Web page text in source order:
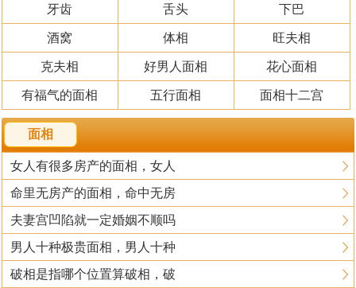
牙齿 舌头 下巴
酒窝 体相 旺夫相
克夫相 好男人面相 花心面相
有福气的面相 五行面相 面相十二宫
面相
女人有很多房产的面相，女人
命里无房产的面相，命中无房
夫妻宫凹陷就一定婚姻不顺吗
男人十种极贵面相，男人十种
破相是指哪个位置算破相，破